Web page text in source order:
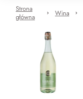
Strona
główna
Wina